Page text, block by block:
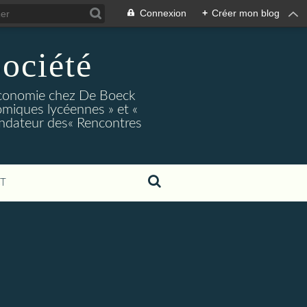
Connexion + Créer mon blog
chez De Boeck
lycéennes » et «
des« Rencontres